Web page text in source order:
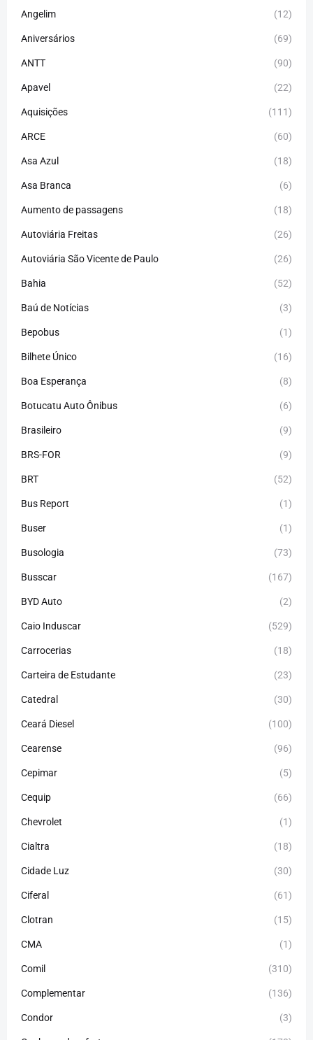
Angelim (12)
Aniversários (69)
ANTT (90)
Apavel (22)
Aquisições (111)
ARCE (60)
Asa Azul (18)
Asa Branca (6)
Aumento de passagens (18)
Autoviária Freitas (26)
Autoviária São Vicente de Paulo (26)
Bahia (52)
Baú de Notícias (3)
Bepobus (1)
Bilhete Único (16)
Boa Esperança (8)
Botucatu Auto Ônibus (6)
Brasileiro (9)
BRS-FOR (9)
BRT (52)
Bus Report (1)
Buser (1)
Busologia (73)
Busscar (167)
BYD Auto (2)
Caio Induscar (529)
Carrocerias (18)
Carteira de Estudante (23)
Catedral (30)
Ceará Diesel (100)
Cearense (96)
Cepimar (5)
Cequip (66)
Chevrolet (1)
Cialtra (18)
Cidade Luz (30)
Ciferal (61)
Clotran (15)
CMA (1)
Comil (310)
Complementar (136)
Condor (3)